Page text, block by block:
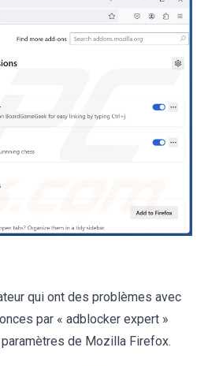
qui ont des problèmes avec
par « adblocker expert »
de Mozilla Firefox.